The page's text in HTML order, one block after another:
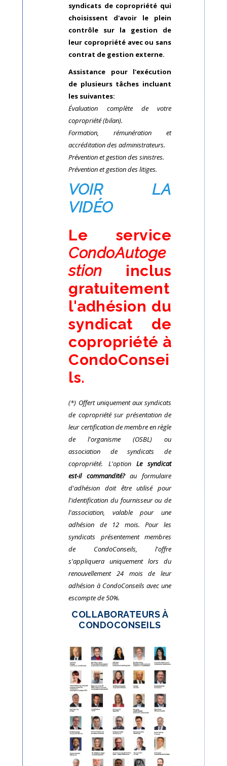
syndicats de copropriété qui
choisissent d'avoir le plein
contrôle sur la gestion de
leur copropriété avec ou sans
contrat de gestion externe.
Assistance pour l'exécution
de plusieurs tâches incluant
les suivantes:
Évaluation complète de votre
copropriété (bilan).
Formation, rémunération et
accréditation des administrateurs.
Prévention et gestion des sinistres.
Prévention et gestion des litiges.
VOIR LA
VIDÉO
Le service
CondoAutoge
stion inclus
gratuitement
l'adhésion du
syndicat de
copropriété à
CondoConsei
ls.
(*) Offert uniquement aux syndicats
de copropriété sur présentation de
leur certification de membre en règle
de l'organisme (OSBL) ou
association de syndicats de
copropriété. L'option Le syndicat
est-il commandité?au formulaire
d'adhésion doit être utilisé pour
l'identification du fournisseur ou de
l'association, valable pour une
adhésion de 12 mois. Pour les
syndicats présentement membres
de CondoConseils, l'offre
s'appliquera uniquement lors du
renouvellement 24 mois de leur
adhésion à CondoConseils avec une
escompte de 50%.
COLLABORATEURS À
CONDOCONSEILS